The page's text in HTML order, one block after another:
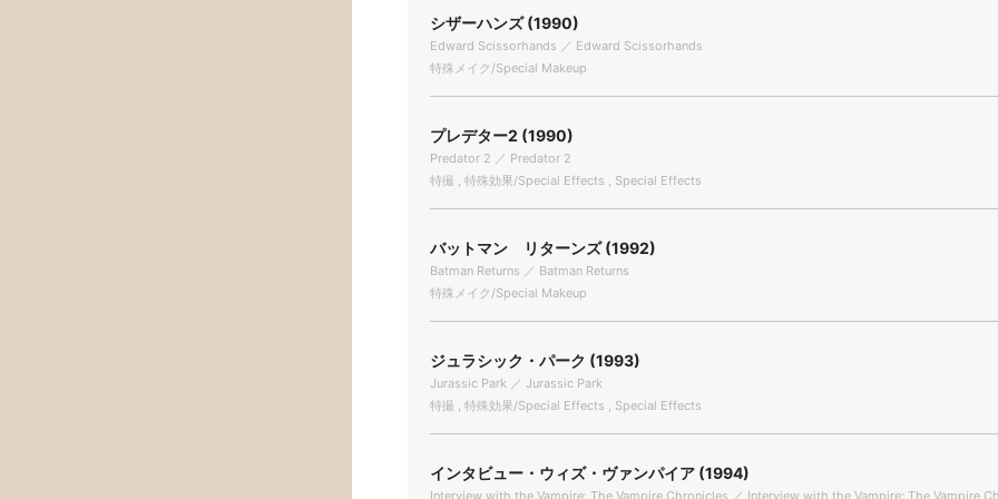
シザーハンズ (1990)
Edward Scissorhands ／ Edward Scissorhands
特殊メイク/Special Makeup
プレデター2 (1990)
Predator 2 ／ Predator 2
特撮 , 特殊効果/Special Effects , Special Effects
バットマン リターンズ (1992)
Batman Returns ／ Batman Returns
特殊メイク/Special Makeup
ジュラシック・パーク (1993)
Jurassic Park ／ Jurassic Park
特撮 , 特殊効果/Special Effects , Special Effects
インタビュー・ウィズ・ヴァンパイア (1994)
Interview with the Vampire: The Vampire Chronicles ／ Interview with the Vampire: The Vampire